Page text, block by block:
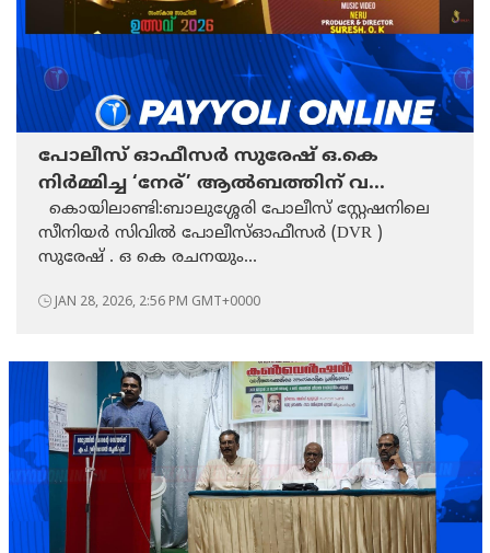
​പോലീസ് ഓഫീസർ സുരേഷ് ഒ.കെ
നിർമ്മിച്ച ‘നേര്’ ആൽബത്തിന് വ...
കൊയിലാണ്ടി:ബാലുശ്ശേരി പോലീസ് സ്റ്റേഷനിലെ
സീനിയർ സിവിൽ പോലീസ്ഓഫീസർ (DVR )
സുരേഷ് . ഒ കെ രചനയും...
JAN 28, 2026, 2:56 PM GMT+0000